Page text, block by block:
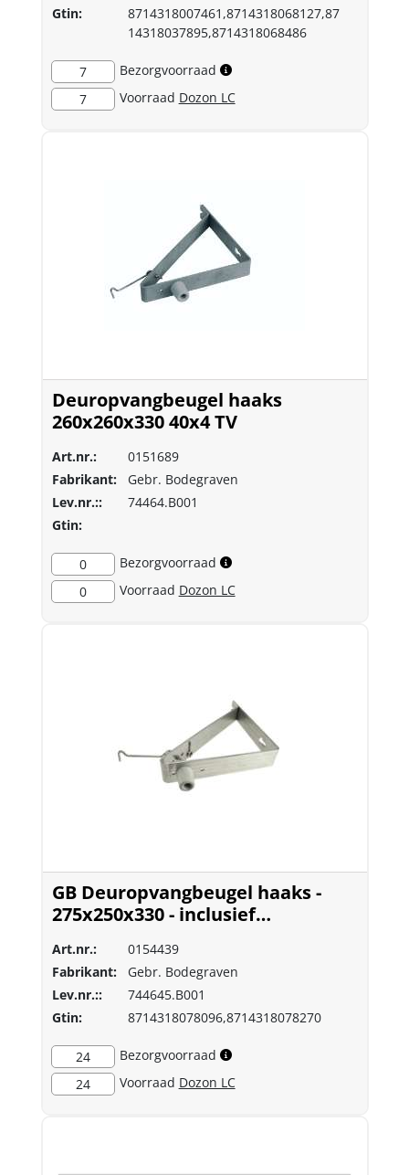
Gtin:
8714318007461,8714318068127,87
14318037895,8714318068486
7
Bezorgvoorraad
7
Voorraad Dozon LC
Deuropvangbeugel haaks
260x260x330 40x4 TV
Art.nr.:
0151689
Fabrikant:
Gebr. Bodegraven
Lev.nr.::
74464.B001
Gtin:
0
Bezorgvoorraad
0
Voorraad Dozon LC
GB Deuropvangbeugel haaks -
275x250x330 - inclusief
Art.nr.:
0154439
Fabrikant:
Gebr. Bodegraven
Lev.nr.::
744645.B001
Gtin:
8714318078096,8714318078270
24
Bezorgvoorraad
24
Voorraad Dozon LC